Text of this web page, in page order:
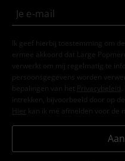
Ik geef hierbij toestemming om
ermee akkoord dat Large
verwerkt om mij regelmatig te
persoonsgegevens worden
bepalingen van het
Privacybeleid
intrekken, bijvoorbeeld door op de
Hier kan ik me afmelden voor de